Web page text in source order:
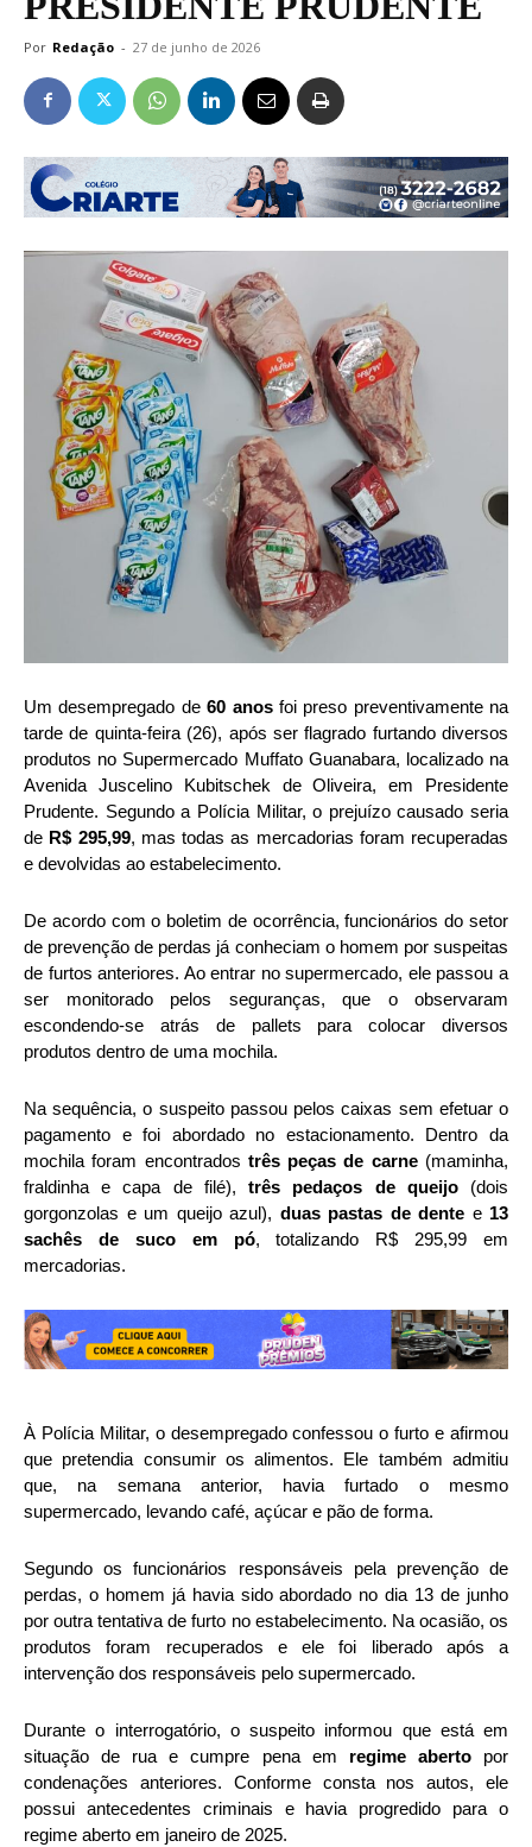
Por Redação - 27 de junho de 2026
Um desempregado de60 anosfoi preso preventivamente na
tarde de quinta-feira (26), após ser flagrado furtando diversos
produtos no Supermercado Muffato Guanabara, localizado na
Avenida Juscelino Kubitschek de Oliveira, em Presidente
Prudente. Segundo a Polícia Militar, o prejuízo causado seria
de R$ 295,99, mas todas as mercadorias foram recuperadas
e devolvidas ao estabelecimento.
De acordo com o boletim de ocorrência, funcionários do setor
de prevenção de perdas já conheciam o homem por suspeitas
de furtos anteriores. Ao entrar no supermercado, ele passou a
ser monitorado pelos seguranças, que o observaram
escondendo-se atrás de pallets para colocar diversos
produtos dentro de uma mochila.
Na sequência, o suspeito passou pelos caixas sem efetuar o
pagamento e foi abordado no estacionamento. Dentro da
mochila foram encontrados três peças de carne(maminha,
fraldinha e capa de filé),três pedaços de queijo(dois
gorgonzolas e um queijo azul), duas pastas de dente e 13
sachês de suco em pó, totalizando R$ 295,99 em
mercadorias.
À Polícia Militar, o desempregado confessou o furto e afirmou
que pretendia consumir os alimentos. Ele também admitiu
que, na semana anterior, havia furtado o mesmo
supermercado, levando café, açúcar e pão de forma.
Segundo os funcionários responsáveis pela prevenção de
perdas, o homem já havia sido abordado no dia 13 de junho
por outra tentativa de furto no estabelecimento. Na ocasião, os
produtos foram recuperados e ele foi liberado após a
intervenção dos responsáveis pelo supermercado.
Durante o interrogatório, o suspeito informou que está em
situação de rua e cumpre pena em regime abertopor
condenações anteriores. Conforme consta nos autos, ele
possui antecedentes criminais e havia progredido para o
regime aberto em janeiro de 2025.